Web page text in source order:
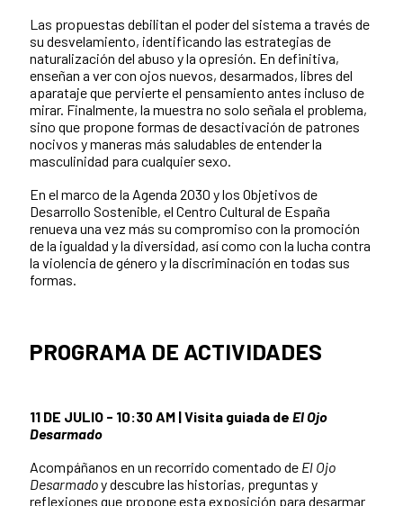
Las propuestas debilitan el poder del sistema a través de
su desvelamiento, identificando las estrategias de
naturalización del abuso y la opresión. En definitiva,
enseñan a ver con ojos nuevos, desarmados, libres del
aparataje que pervierte el pensamiento antes incluso de
mirar. Finalmente, la muestra no solo señala el problema,
sino que propone formas de desactivación de patrones
nocivos y maneras más saludables de entender la
masculinidad para cualquier sexo.
En el marco de la Agenda 2030 y los Objetivos de
Desarrollo Sostenible, el Centro Cultural de España
renueva una vez más su compromiso con la promoción
de la igualdad y la diversidad, así como con la lucha contra
la violencia de género y la discriminación en todas sus
formas.
PROGRAMA DE ACTIVIDADES
11 DE JULIO - 10:30 AM | Visita guiada de El Ojo
Desarmado
Acompáñanos en un recorrido comentado de El Ojo
Desarmadoy descubre las historias, preguntas y
reflexiones que propone esta exposición para desarmar